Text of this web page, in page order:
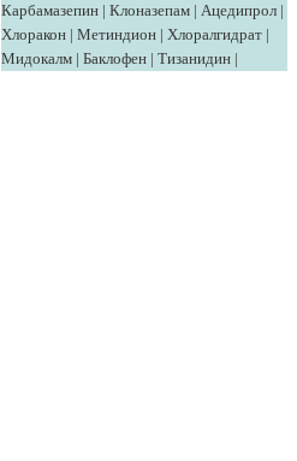
Карбамазепин | Клоназепам | Ацедипрол |
Хлоракон | Метиндион | Хлоралгидрат |
Мидокалм | Баклофен | Тизанидин |